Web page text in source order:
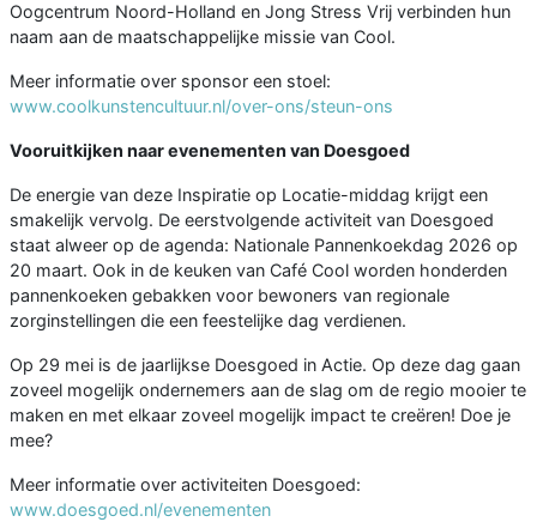
Oogcentrum Noord-Holland en Jong Stress Vrij verbinden hun
naam aan de maatschappelijke missie van Cool.
Meer informatie over sponsor een stoel:
www.coolkunstencultuur.nl/over-ons/steun-ons
Vooruitkijken naar evenementen van Doesgoed
De energie van deze Inspiratie op Locatie-middag krijgt een
smakelijk vervolg. De eerstvolgende activiteit van Doesgoed
staat alweer op de agenda: Nationale Pannenkoekdag 2026 op
20 maart. Ook in de keuken van Café Cool worden honderden
pannenkoeken gebakken voor bewoners van regionale
zorginstellingen die een feestelijke dag verdienen.
Op 29 mei is de jaarlijkse Doesgoed in Actie. Op deze dag gaan
zoveel mogelijk ondernemers aan de slag om de regio mooier te
maken en met elkaar zoveel mogelijk impact te creëren! Doe je
mee?
Meer informatie over activiteiten Doesgoed:
www.doesgoed.nl/evenementen